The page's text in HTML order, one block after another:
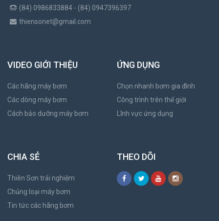
(84) 0986833884 - (84) 0947396397
thiensonet@gmail.com
VIDEO GIỚI THIỆU
Các hãng máy bơm
Các dòng máy bơm
Cách bảo dưỡng máy bơm
ỨNG DỤNG
Chọn nhanh bơm gia đình
Công trình trên thế giới
Lĩnh vực ứng dụng
CHIA SẺ
Thiên Sơn trải nghiệm
Chủng loại máy bơm
Tin tức các hãng bơm
THEO DÕI